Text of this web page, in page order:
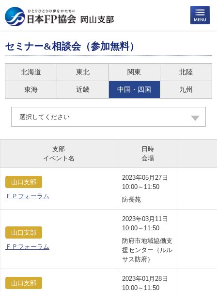
セミナー&相談会（参加無料）
北海道 東北 関東 北陸
東海 近畿 中国・四国 九州
選択してください
支部
イベント名
日時
会場
山口支部
ＦＰフォーラム
2023年05月27日
10:00～11:50
防長苑
山口支部
ＦＰフォーラム
2023年03月11日
10:00～11:50
防府市地域協働支
援センター（ルル
サス防府）
山口支部
2023年01月28日
10:00～11:50